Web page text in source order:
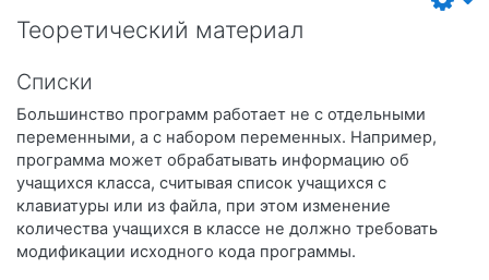
Теоретический материал
Списки
Большинство программ работает не с отдельными
переменными, а с набором переменных. Например,
программа может обрабатывать информацию об
учащихся класса, считывая список учащихся с
клавиатуры или из файла, при этом изменение
количества учащихся в классе не должно требовать
модификации исходного кода программы.